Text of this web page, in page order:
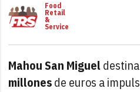
Food
Retail
&
Service
Mahou San Miguel
millonesde euros a